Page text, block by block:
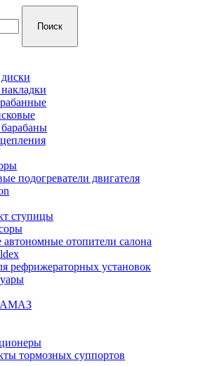
подогреватели двигателя
ступицы
отопители салона
рефрижераторных установок
тормозных суппортов